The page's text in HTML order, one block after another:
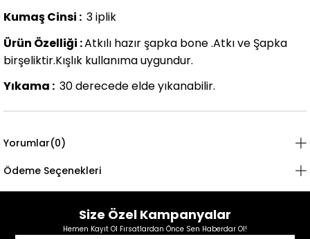
Kumaş Cinsi : 3 iplik
Ürün Özelliği :Atkılı hazır şapka bone .Atkı ve Şapka
birşeliktir.Kışlık kullanıma uygundur.
Yıkama : 30 derecede elde yıkanabilir.
Yorumlar(0)
Ödeme Seçenekleri
Size Özel Kampanyalar
Hemen Kayıt Ol Fırsatlardan Önce Sen Haberdar Ol!